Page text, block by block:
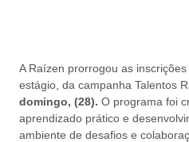
A Raízen prorrogou as
estágio, da campanha Talentos
domingo, (28). O programa foi
aprendizado prático e
ambiente de desafios e